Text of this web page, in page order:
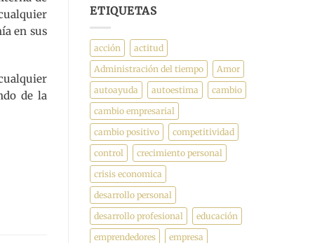
en sus
de la
ETIQUETAS
acción
actitud
Administración del tiempo
Amor
autoayuda
autoestima
cambio
cambio empresarial
cambio positivo
competitividad
control
crecimiento personal
crisis economica
desarrollo personal
desarrollo profesional
educación
emprendedores
empresa